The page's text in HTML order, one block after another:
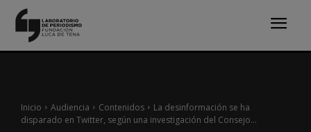
Inicio Audiencia Contenidos
La desinformación se ha
disparado en Twitter, según una investigación del Consejo...